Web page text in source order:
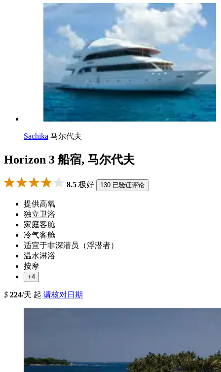
Sachika 马尔代夫
Horizon 3 船宿, 马尔代夫
8.5 极好 130 已验证评论
提供高氧
独立卫浴
家庭客舱
冷气客舱
适宜于非深潜员（浮潜者）
温水淋浴
按摩
+4
$ 224/天 起 请核对日期